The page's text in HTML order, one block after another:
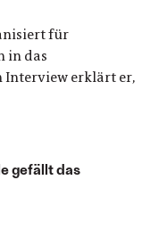
für
in das
Interview erklärt er,
gefällt das